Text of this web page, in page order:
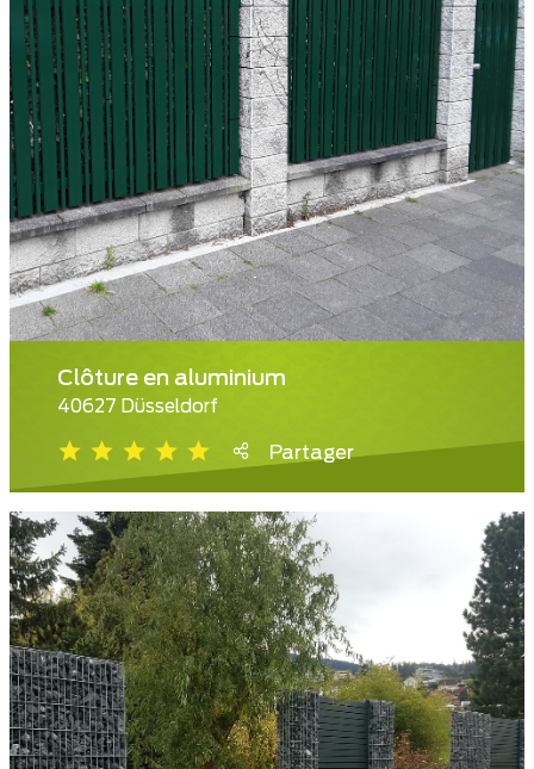
Clôture en aluminium
40627 Düsseldorf
Partager